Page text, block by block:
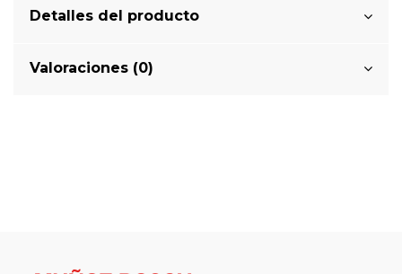
Detalles del producto
Valoraciones (0)